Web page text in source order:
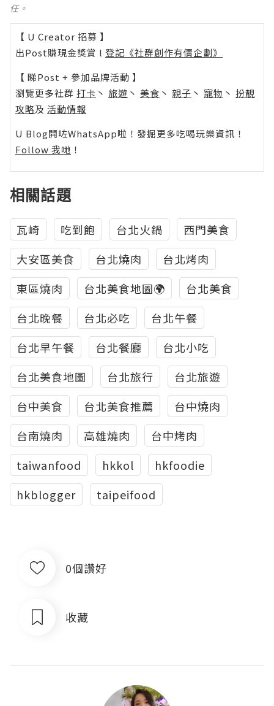
任。
【 U Creator 招募 】
出Post賺現金獎賞 l 登記《社群創作有價企劃》
【 睇Post + 參加品牌活動 】
瀏覽更多社群 打卡 丶 旅遊 丶 美食 丶 親子 丶 寵物 丶 扮靚
攻略及 活動情報
U Blog開咗WhatsApp啦！發掘更多吃喝玩樂資訊！
Follow 我哋 ！
相關話題
瓦崎 吃到飽 台北火鍋
西門美食
大安區美食
台北燒肉
台北烤肉
東區燒肉
台北美食地圖🌍
台北美食
台北晚餐
台北必吃
台北午餐
台北早午餐
台北餐廳
台北小吃
台北美食地圖
台北旅行
台北旅遊
台中美食
台北美食推薦
台中燒肉
台南燒肉
高雄燒肉
台中烤肉
taiwanfood
hkkol
hkfoodie
hkblogger
taipeifood
0個讚好
收藏